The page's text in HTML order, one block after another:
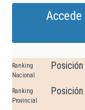
Accede
Ranking
Nacional
Ranking
Provincial